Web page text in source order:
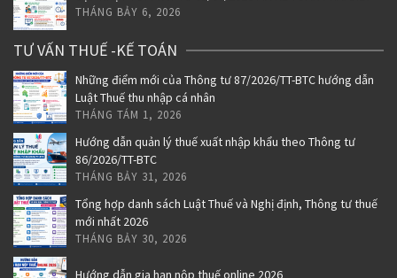
THÁNG BẢY 6, 2026
TƯ VẤN THUẾ -KẾ TOÁN
Những điểm mới của Thông tư 87/2026/TT-BTC hướng dẫn
Luật Thuế thu nhập cá nhân
THÁNG TÁM 1, 2026
Hướng dẫn quản lý thuế xuất nhập khẩu theo Thông tư
86/2026/TT-BTC
THÁNG BẢY 31, 2026
Tổng hợp danh sách Luật Thuế và Nghị định, Thông tư thuế
mới nhất 2026
THÁNG BẢY 30, 2026
Hướng dẫn gia hạn nộp thuế online 2026